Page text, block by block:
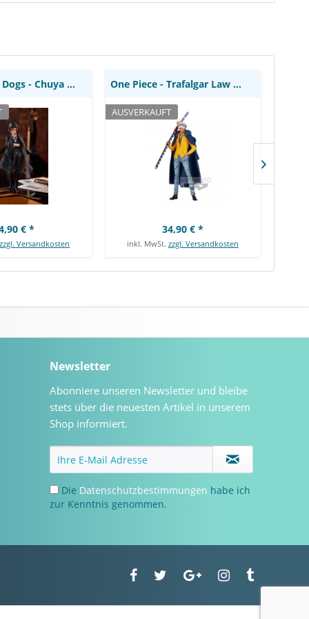
Bungo Stray Dogs - Chuya Nakahara Statue / Pop...
€ *
zzgl. Versandkosten
AUSVERKAUFT
One Piece - Trafalgar Law Figur / DXF Grandline...
34,90 € *
inkl. MwSt. zzgl. Versandkosten
Newsletter
Abonniere unseren Newsletter und bleibe
stets über die neuesten Artikel in unserem
Shop informiert.
Die Datenschutzbestimmungen habe ich
zur Kenntnis genommen.